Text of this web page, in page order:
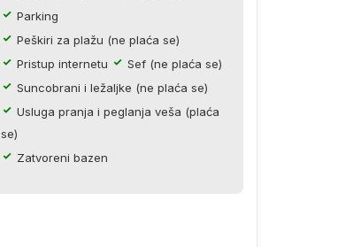
Parking
Peškiri za plažu (ne plaća se)
Pristup internetu
Sef (ne plaća se)
Suncobrani i ležaljke (ne plaća se)
Usluga pranja i peglanja veša (plaća
se)
Zatvoreni bazen